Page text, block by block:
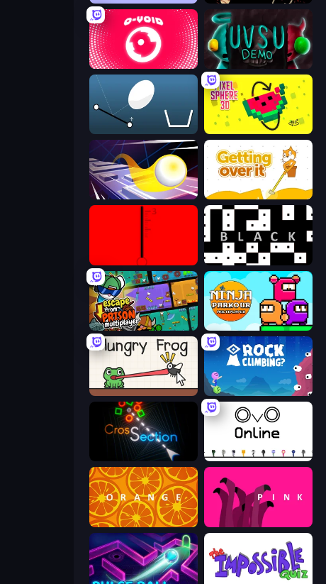
O-VOID UVSU Demo
Bouncy Egg Pixel Sphere 3D
Leap and Avoid 2 Getting Over It
black
Escape From Prison Multiplayer Ninja Parkour Multiplayer
Hungry Frog Rock Climbing?
Crossection OvO.io
orange pink (Bart Bonte)